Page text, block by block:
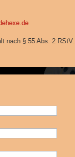
nach § 55 Abs. 2 RStV: